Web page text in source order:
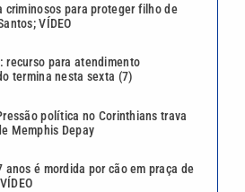
criminosos para proteger filho de
VÍDEO
recurso para atendimento
termina nesta sexta (7)
política no Corinthians trava
Memphis Depay
anos é mordida por cão em praça de